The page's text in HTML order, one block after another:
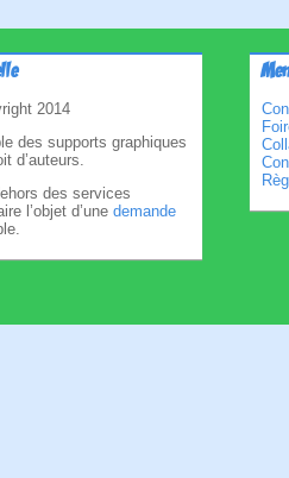
2014
des supports graphiques
d’auteurs.
des services
l’objet d’une demande